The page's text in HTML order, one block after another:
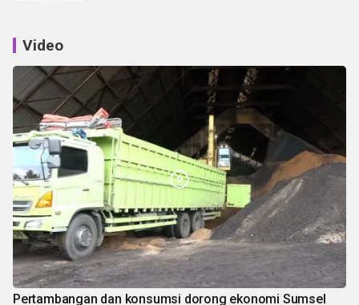
Video
Pertambangan dan konsumsi dorong ekonomi Sumsel